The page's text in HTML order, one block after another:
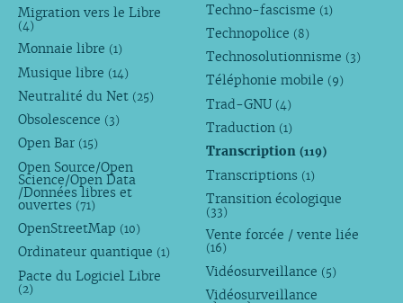
Migration vers le Libre
(4)
Monnaie libre (1)
Musique libre (14)
Neutralité du Net (25)
Obsolescence (3)
Open Bar (15)
Open Source/Open
Science/Open Data
/Données libres et
ouvertes (71)
OpenStreetMap (10)
Ordinateur quantique (1)
Pacte du Logiciel Libre
(2)
Techno-fascisme (1)
Technopolice (8)
Technosolutionnisme (3)
Téléphonie mobile (9)
Trad-GNU (4)
Traduction (1)
Transcription(119)
Transcriptions (1)
Transition écologique
(33)
Vente forcée / vente liée
(16)
Vidéosurveillance (5)
Vidéosurveillance